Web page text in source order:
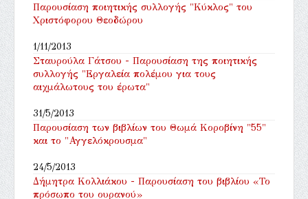
Παρουσίαση ποιητικής συλλογής "Κύκλος" του
Χριστόφορου Θεοδώρου
1/11/2013
Σταυρούλα Γάτσου - Παρουσίαση της ποιητικής
συλλογής "Εργαλεία πολέμου για τους
αιχμάλωτους του έρωτα"
31/5/2013
Παρουσίαση των βιβλίων του Θωμά Κοροβίνη "55"
και το "Αγγελόκρουσμα"
24/5/2013
Δήμητρα Κολλιάκου - Παρουσίαση του βιβλίου «Το
πρόσωπο του ουρανού»